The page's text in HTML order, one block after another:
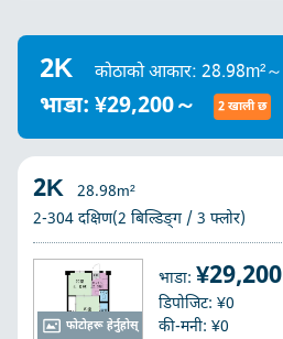
2K कोठाको आकार: 28.98m²～
भाडा: ¥29,200～ 2 खाली छ
फोटोहरू हेर्नुहोस्
2K
28.98m²
2-304 दक्षिण(2 बिल्डिङ्ग / 3 फ्लोर)
भाडा: ¥29,200
डिपोजिट: ¥0
की-मनी: ¥0